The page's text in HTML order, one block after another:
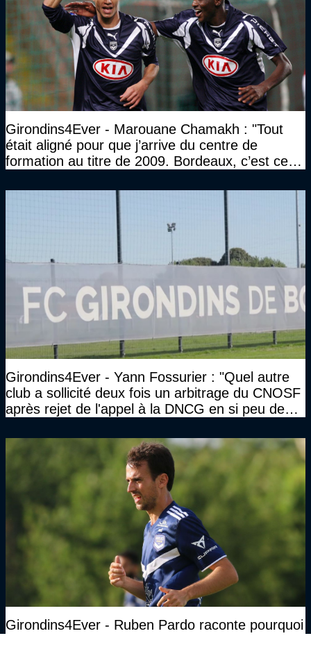
Girondins4Ever - Marouane Chamakh : "Tout
était aligné pour que j’arrive du centre de
formation au titre de 2009. Bordeaux, c’est ce
Girondins4Ever - Yann Fossurier : "Quel autre
club a sollicité deux fois un arbitrage du CNOSF
après rejet de l'appel à la DNCG en si peu de
Girondins4Ever - Ruben Pardo raconte pourquoi